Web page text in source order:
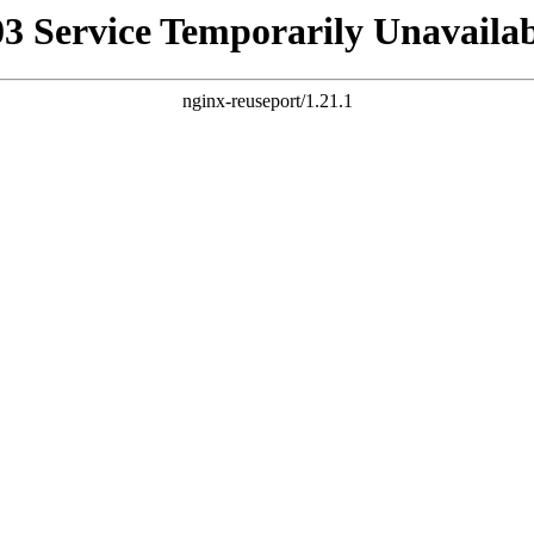
Service Temporarily
nginx-reuseport/1.21.1